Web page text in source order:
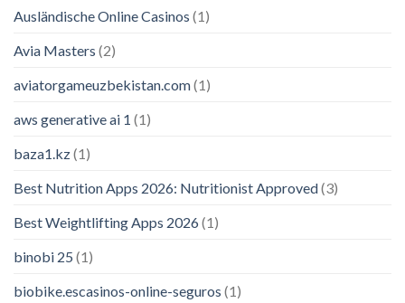
Ausländische Online Casinos (1)
Avia Masters (2)
aviatorgameuzbekistan.com(1)
aws generative ai 1 (1)
baza1.kz(1)
Best Nutrition Apps 2026: Nutritionist Approved(3)
Best Weightlifting Apps 2026(1)
binobi 25 (1)
biobike.escasinos-online-seguros (1)